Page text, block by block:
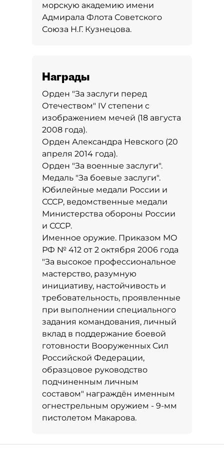
морскую академию имени
Адмирала Флота Советского
Союза Н.Г. Кузнецова.
Награды
Орден "За заслуги перед
Отечеством" IV степени с
изображением мечей (18 августа
2008 года).
Орден Александра Невского (20
апреля 2014 года).
Орден "За военные заслуги".
Медаль "За боевые заслуги".
Юбилейные медали России и
СССР, ведомственные медали
Министерства обороны России
и СССР.
Именное оружие. Приказом МО
РФ № 412 от 2 октября 2006 года
"За высокое профессиональное
мастерство, разумную
инициативу, настойчивость и
требовательность, проявленные
при выполнении специального
задания командования, личный
вклад в поддержание боевой
готовности Вооруженных Сил
Российской Федерации,
образцовое руководство
подчиненным личным
составом" награждён именным
огнестрельным оружием - 9-мм
пистолетом Макарова.